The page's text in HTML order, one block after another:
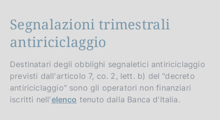
Segnalazioni trimestrali
antiriciclaggio
Destinatari degli obblighi segnaletici antiriciclaggio
previsti dall'articolo 7, co. 2, lett. b) del "decreto
antiriciclaggio" sono gli operatori non finanziari
iscritti nell'elenco tenuto dalla Banca d'Italia.